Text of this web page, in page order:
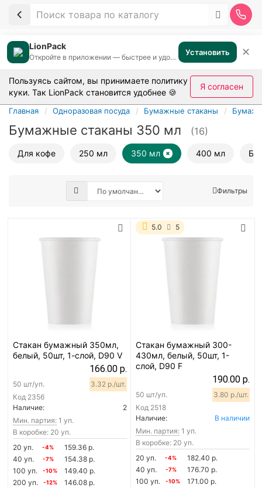
LionPack
Откройте в приложении — быстрее и удобнее Установить ✕
Пользуясь сайтом, вы принимаете политику
куки. Так LionPack становится удобнее 🍪
Я согласен
Главная Одноразовая посуда Бумажные стаканы
Бумажные стаканы 350 мл (16)
Для кофе 250 мл 350 мл 400 мл
Фильтры
Стакан бумажный 350мл,
белый, 50шт, 1-слой, D90 V
166.00 р.
Код 2356
50 шт/уп. 3.32 р./шт.
Наличие:
2
Мин. партия: 1 уп.
В коробке: 20 уп.
20 уп.
-4%
159.36 р.
40 уп.
-7%
154.38 р.
100 уп.
-10%
149.40 р.
200 уп.
-12% 146.08 р.
5.0 5
Стакан бумажный 300-
430мл, белый, 50шт, 1-
слой, D90 F
190.00 р.
Код 2518
50 шт/уп. 3.80 р./шт.
Наличие:
В наличии
Мин. партия: 1 уп.
В коробке: 20 уп.
20 уп.
-4%
182.40 р.
40 уп.
-7%
176.70 р.
100 уп.
-10%
171.00 р.